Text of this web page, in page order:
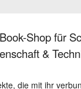
Shop für
&
die mit ihr